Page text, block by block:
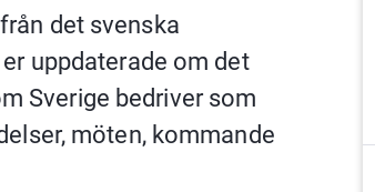
det svenska
uppdaterade om det
Sverige bedriver som
möten, kommande